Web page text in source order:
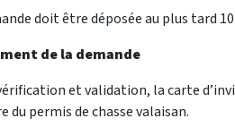
doit être déposée au plus tard
de la demande
et validation, la carte
du permis de chasse valaisan.